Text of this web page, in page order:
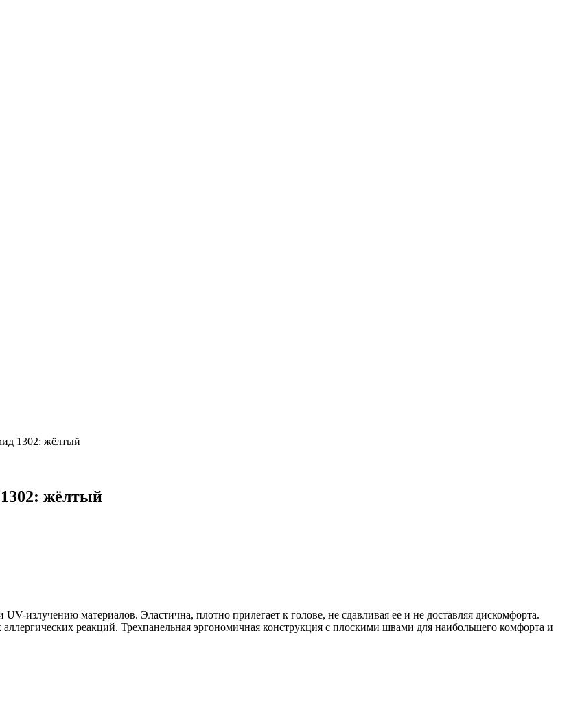
1302: жёлтый
жёлтый
излучению материалов. Эластична, плотно прилегает к голове, не сдавливая ее и не доставляя дискомфорта.
реакций. Трехпанельная эргономичная конструкция с плоскими швами для наибольшего комфорта и